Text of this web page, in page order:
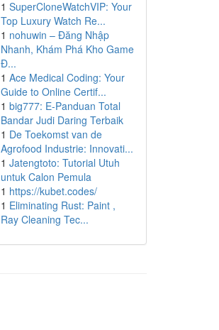
1 SuperCloneWatchVIP: Your
Top Luxury Watch Re...
1 nohuwin – Đăng Nhập
Nhanh, Khám Phá Kho Game
Đ...
1 Ace Medical Coding: Your
Guide to Online Certif...
1 big777: E-Panduan Total
Bandar Judi Daring Terbaik
1 De Toekomst van de
Agrofood Industrie: Innovati...
1 Jatengtoto: Tutorial Utuh
untuk Calon Pemula
1 https://kubet.codes/
1 Eliminating Rust: Paint ,
Ray Cleaning Tec...